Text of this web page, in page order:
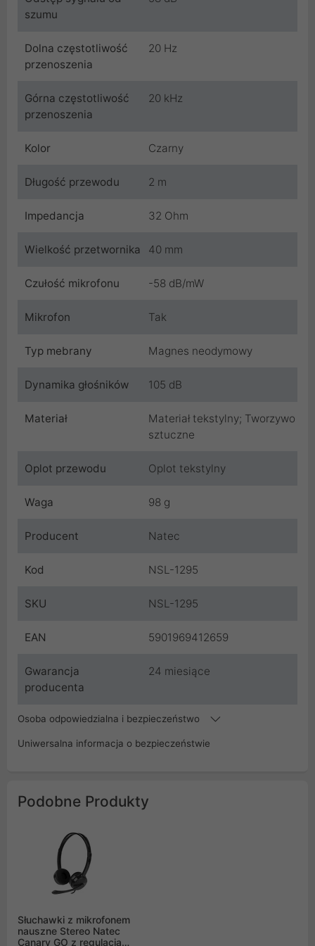
szumu
Dolna częstotliwość
przenoszenia
20 Hz
Górna częstotliwość
przenoszenia
20 kHz
Kolor Czarny
Długość przewodu 2 m
Impedancja 32 Ohm
Wielkość przetwornika 40 mm
Czułość mikrofonu -58 dB/mW
Mikrofon Tak
Typ mebrany Magnes neodymowy
Dynamika głośników 105 dB
Materiał
Materiał tekstylny; Tworzywo
sztuczne
Oplot przewodu Oplot tekstylny
Waga 98 g
Producent Natec
Kod NSL-1295
SKU NSL-1295
EAN 5901969412659
Gwarancja
producenta
24 miesiące
Osoba odpowiedzialna i bezpieczeństwo
Uniwersalna informacja o bezpieczeństwie
Podobne Produkty
Słuchawki z mikrofonem
nauszne Stereo Natec
Canary GO z regulacją